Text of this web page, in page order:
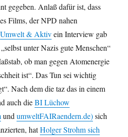
gegeben. Anlaß dafür ist, dass
Films, der NPD nahen
Umwelt & Aktivein Interview gab
unter Nazis gute Menschen“
ob man gegen Atomenergie
ist“. Das Tun sei wichtig
Nach dem die taz das in einem
auch dieBI Lüchow
undumweltFAIRaendern.de)sich
hatHolger Strohm sich